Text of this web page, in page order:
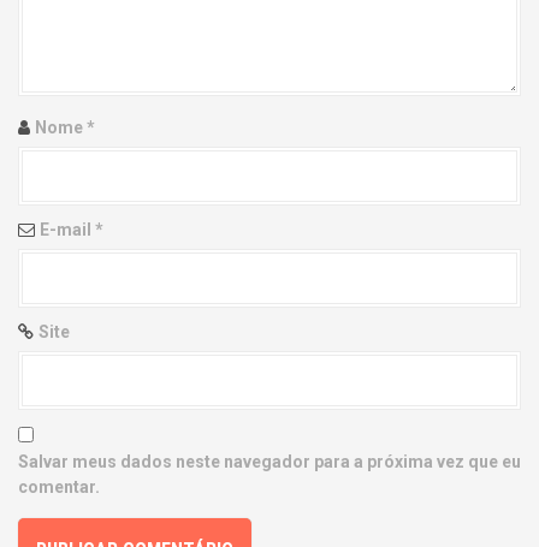
i
n
Nome*
E-mail *
Site
Salvar meus dados neste navegador para a próxima vez que eu
comentar.